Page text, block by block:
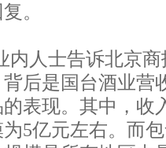
。
内人士告诉北京
后是国台酒业营
表现。其中，收
为5亿元左右。而